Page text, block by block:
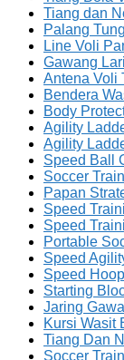
Tiang dan
Palang
Line Voli
Gawang
Antena Voli
Bendera
Body
Agility
Agility
Speed Ball
Soccer
Papan
Speed
Speed
Portable
Speed
Speed
Starting
Jaring
Kursi Wasit
Tiang Dan
Soccer